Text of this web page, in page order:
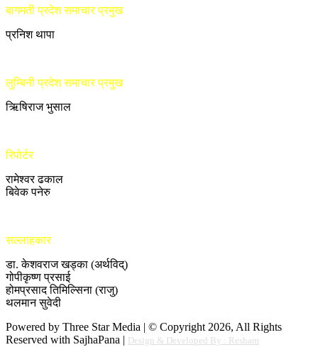
बागमती प्रदेश समाचार प्रमुख
प्रनिश थापा
लुम्बिनी प्रदेश समाचार प्रमुख
ऋिषिराज भुसाल
रिपोर्टर
रामेश्वर ढकाल
बिवेक पनेरु
सल्लाहकार
डा. केशवराज खड्का (अर्थविद्)
गोपीकृष्ण प्रसाई
होमप्रसाद तिमिल्सिना (राजु)
थलमान सुवेदी
Powered by Three Star Media | © Copyright 2026, All Rights
Reserved with SajhaPana | Design & Developed By : Resham